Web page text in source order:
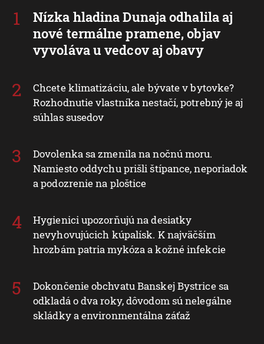
Nízka hladina Dunaja odhalila aj
nové termálne pramene, objav
vyvoláva u vedcov aj obavy
Chcete klimatizáciu, ale bývate v bytovke?
Rozhodnutie vlastníka nestačí, potrebný je aj
súhlas susedov
Dovolenka sa zmenila na nočnú moru.
Namiesto oddychu prišli štípance, neporiadok
a podozrenie na ploštice
Hygienici upozorňujú na desiatky
nevyhovujúcich kúpalísk. K najväčším
hrozbám patria mykóza a kožné infekcie
Dokončenie obchvatu Banskej Bystrice sa
odkladá o dva roky, dôvodom sú nelegálne
skládky a environmentálna záťaž